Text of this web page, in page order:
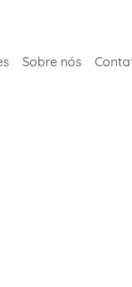
Sobre nós